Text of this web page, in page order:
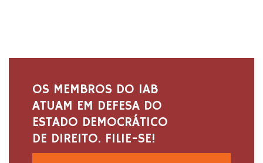
OS MEMBROS DO IAB
ATUAM EM DEFESA DO
ESTADO DEMOCRÁTICO
DE DIREITO. FILIE-SE!